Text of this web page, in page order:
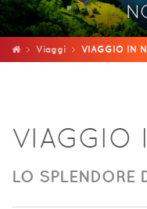
Viaggi VIAGGIO IN
VIAGGIO
LO SPLENDORE